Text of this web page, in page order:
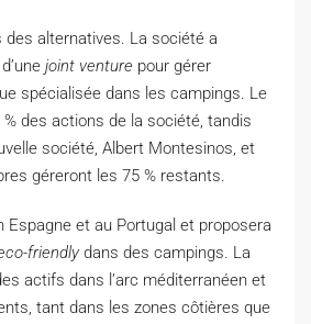
des alternatives. La société a
joint venture pour gérer
spécialisée dans les campings. Le
des actions de la société, tandis
société, Albert Montesinos, et
géreront les 75 % restants.
Espagne et au Portugal et proposera
friendlydans des campings. La
actifs dans l’arc méditerranéen et
tant dans les zones côtières que